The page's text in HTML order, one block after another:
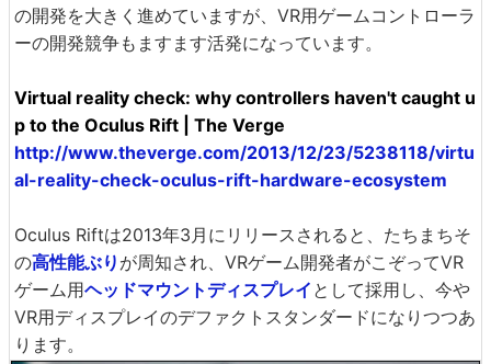
の開発を大きく進めていますが、VR用ゲームコントローラ
ーの開発競争もますます活発になっています。
Virtual reality check: why controllers haven't caught u
p to the Oculus Rift | The Verge
http://www.theverge.com/2013/12/23/5238118/virtu
al-reality-check-oculus-rift-hardware-ecosystem
Oculus Riftは2013年3月にリリースされると、たちまちそ
の高性能ぶり が周知され、VRゲーム開発者がこぞってVR
ゲーム用ヘッドマウントディスプレイ として採用し、今や
VR用ディスプレイのデファクトスタンダードになりつつあ
ります。